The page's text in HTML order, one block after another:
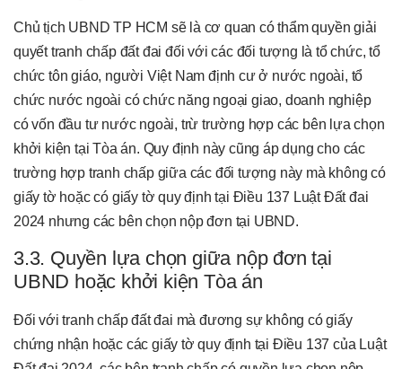
Chủ tịch UBND TP HCM sẽ là cơ quan có thẩm quyền giải
quyết tranh chấp đất đai đối với các đối tượng là tổ chức, tổ
chức tôn giáo, người Việt Nam định cư ở nước ngoài, tổ
chức nước ngoài có chức năng ngoại giao, doanh nghiệp
có vốn đầu tư nước ngoài, trừ trường hợp các bên lựa chọn
khởi kiện tại Tòa án. Quy định này cũng áp dụng cho các
trường hợp tranh chấp giữa các đối tượng này mà không có
giấy tờ hoặc có giấy tờ quy định tại Điều 137 Luật Đất đai
2024 nhưng các bên chọn nộp đơn tại UBND.
3.3. Quyền lựa chọn giữa nộp đơn tại
UBND hoặc khởi kiện Tòa án
Đối với tranh chấp đất đai mà đương sự không có giấy
chứng nhận hoặc các giấy tờ quy định tại Điều 137 của Luật